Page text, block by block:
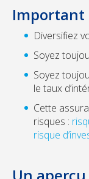
Important
Diversifiez
Soyez
Soyez
le taux
Cette
risques :
risque